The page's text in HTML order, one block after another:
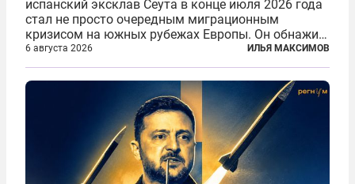
испанский эксклав Сеута в конце июля 2026 года
стал не просто очередным миграционным
кризисом на южных рубежах Европы. Он обнажил
фундаментальный раскол внутри Евросоюза,
продемонстрировав, что десятилетиями
выстраивавшаяся миграционная политика ЕС
6 августа 2026 ИЛЬЯ МАКСИМОВ